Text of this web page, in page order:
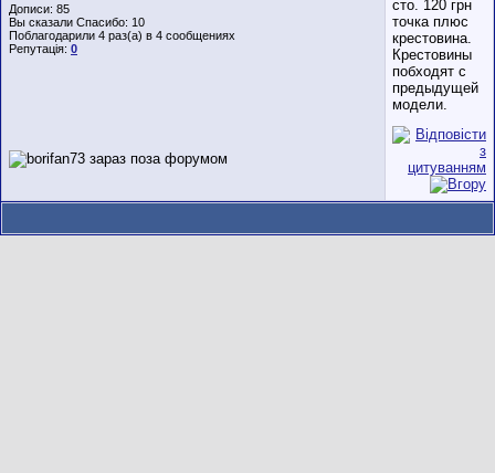
Дописи: 85
Вы сказали Спасибо: 10
Поблагодарили 4 раз(а) в 4 сообщениях
Репутація: 0
сто. 120 грн
точка плюс
крестовина.
Крестовины
побходят с
предыдущей
модели.